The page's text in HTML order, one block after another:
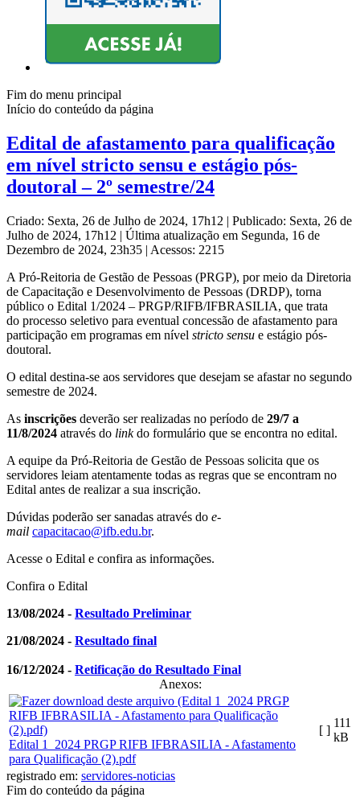
Fim do menu principal
Início do conteúdo da página
Edital de afastamento para qualificação
em nível stricto sensu e estágio pós-
doutoral – 2º semestre/24
Criado: Sexta, 26 de Julho de 2024, 17h12 | Publicado: Sexta, 26 de
Julho de 2024, 17h12 | Última atualização em Segunda, 16 de
Dezembro de 2024, 23h35 | Acessos: 2215
A Pró-Reitoria de Gestão de Pessoas (PRGP), por meio da Diretoria
de Capacitação e Desenvolvimento de Pessoas (DRDP), torna
público o Edital 1/2024 – PRGP/RIFB/IFBRASILIA, que trata
do processo seletivo para eventual concessão de afastamento para
participação em programas em nível stricto sensu e estágio pós-
doutoral.
O edital destina-se aos servidores que desejam se afastar no segundo
semestre de 2024.
As inscrições deverão ser realizadas no período de 29/7 a
11/8/2024 através do linkdo formulário que se encontra no edital.
A equipe da Pró-Reitoria de Gestão de Pessoas solicita que os
servidores leiam atentamente todas as regras que se encontram no
Edital antes de realizar a sua inscrição.
Dúvidas poderão ser sanadas através do e-
mail capacitacao@ifb.edu.br.
Acesse o Edital e confira as informações.
Confira o Edital
13/08/2024 - Resultado Preliminar
21/08/2024 - Resultado final
16/12/2024 - Retificação do Resultado Final
Anexos:
Edital 1_2024 PRGP RIFB IFBRASILIA - Afastamento
para Qualificação (2).pdf
[ ]
111
kB
registrado em: servidores-noticias
Fim do conteúdo da página